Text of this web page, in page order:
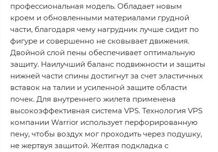
профессиональная модель. Обладает новым
кроем и обновленными материалами грудной
части, благодаря чему нагрудник лучше сидит по
фигуре и совершенно не сковывает движения.
Двойной слой пены обеспечивает оптимальную
защиту. Наилучший баланс подвижности и защиты
нижней части спины достигнут за счет эластичных
вставок на талии и усиленной защите области
почек. Для внутреннего жилета применена
высокоэффективная система VPS. Технология VPS
компании Warrior использует перфорированную
пену, чтобы воздух мог проходить через подушку,
не жертвуя защитой. Желтая подкладка с